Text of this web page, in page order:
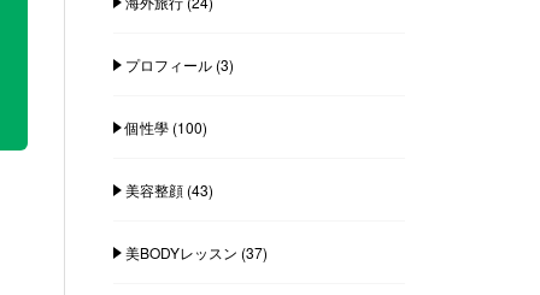
プロフィール(3)
個性學(100)
美容整顔(43)
美BODYレッスン (37)